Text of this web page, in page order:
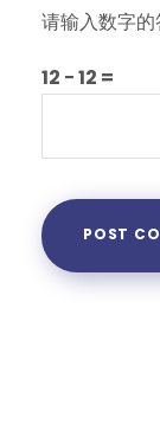
请输入数字的
12 − 12 =